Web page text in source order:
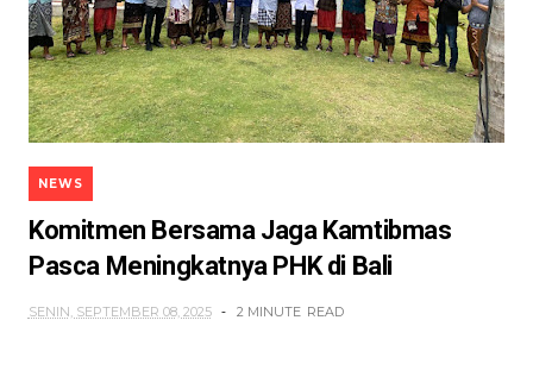
NEWS
Komitmen Bersama Jaga Kamtibmas
Pasca Meningkatnya PHK di Bali
SENIN, SEPTEMBER 08, 2025 2 MINUTE READ